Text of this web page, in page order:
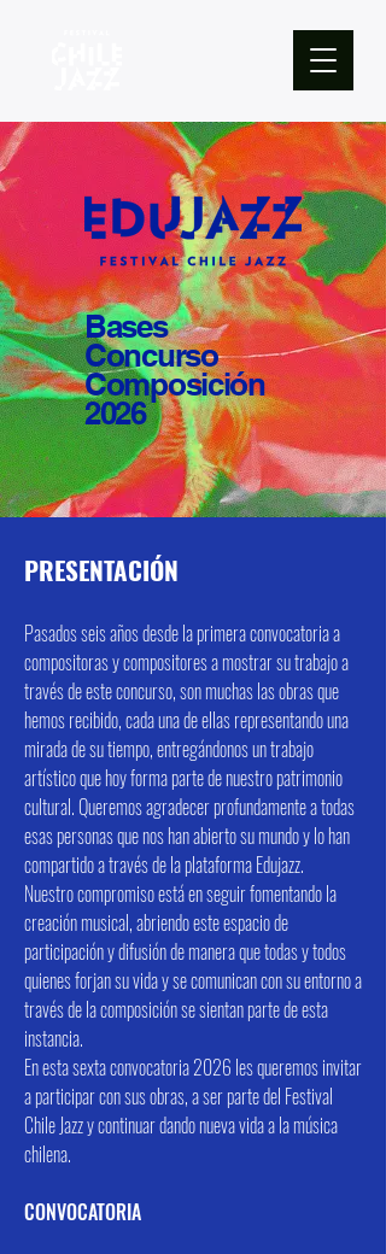
Bases
Concurso
Composición
2026
PRESENTACIÓN
Pasados seis años desde la primera convocatoria a
compositoras y compositores a mostrar su trabajo a
través de este concurso, son muchas las obras que
hemos recibido, cada una de ellas representando una
mirada de su tiempo, entregándonos un trabajo
artístico que hoy forma parte de nuestro patrimonio
cultural. Queremos agradecer profundamente a todas
esas personas que nos han abierto su mundo y lo han
compartido a través de la plataforma Edujazz.
Nuestro compromiso está en seguir fomentando la
creación musical, abriendo este espacio de
participación y difusión de manera que todas y todos
quienes forjan su vida y se comunican con su entorno a
través de la composición se sientan parte de esta
instancia.
En esta sexta convocatoria 2026 les queremos invitar
a participar con sus obras, a ser parte del Festival
Chile Jazz y continuar dando nueva vida a la música
chilena.
CONVOCATORIA